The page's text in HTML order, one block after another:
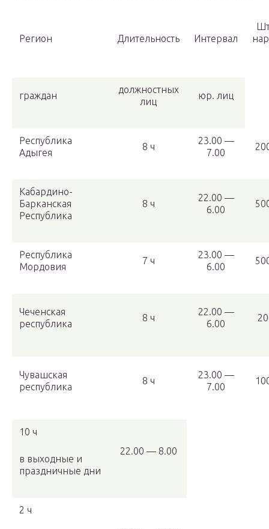
Регион Длительность Интервал
граждан
должностных
лиц
юр. лиц
Республика
Адыгея
8 ч
23.00 —
7.00
Кабардино-
Барканская
Республика
8 ч
22.00 —
6.00
Республика
Мордовия
7 ч
23.00 —
6.00
Чеченская
республика
8 ч
22.00 —
6.00
Чувашская
республика
8 ч
23.00 —
7.00
10 ч
в выходные и
праздничные дни
22.00 — 8.00
2 ч